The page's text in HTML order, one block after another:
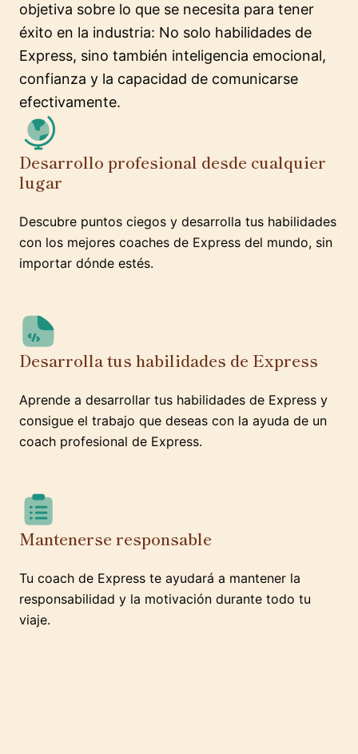
objetiva sobre lo que se necesita para tener
éxito en la industria: No solo habilidades de
Express, sino también inteligencia emocional,
confianza y la capacidad de comunicarse
efectivamente.
Desarrollo profesional desde cualquier
lugar
Descubre puntos ciegos y desarrolla tus habilidades
con los mejores coaches de Express del mundo, sin
importar dónde estés.
Desarrolla tus habilidades de Express
Aprende a desarrollar tus habilidades de Express y
consigue el trabajo que deseas con la ayuda de un
coach profesional de Express.
Mantenerse responsable
Tu coach de Express te ayudará a mantener la
responsabilidad y la motivación durante todo tu
viaje.